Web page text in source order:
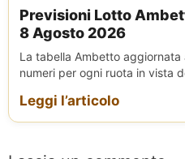
Previsioni Lotto
8 Agosto 2026
La tabella Ambetto
numeri per ogni ruota in vista
Leggi l’articolo